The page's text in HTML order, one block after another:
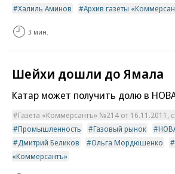
Халиль Аминов
Архив газеты
3 мин.
Шейхи дошли до Ямала
Катар может получить долю в
Газета «Коммерсантъ» №214 от 16.11.2011,
Промышленность
Газовый рынок
Дмитрий Беликов
Ольга Мордюшенко
«Коммерсантъ»